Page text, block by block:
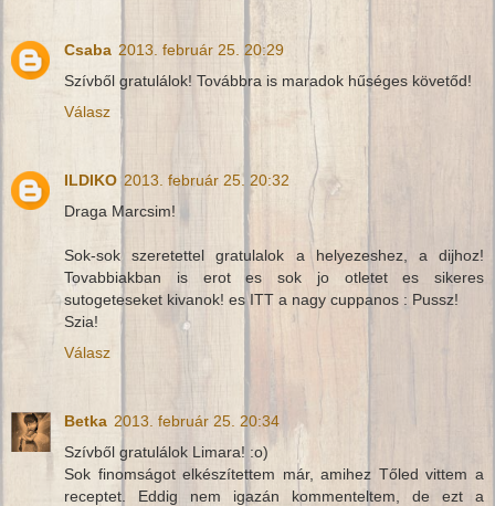
Csaba 2013. február 25. 20:29
Szívből gratulálok! Továbbra is maradok hűséges követőd!
Válasz
ILDIKO 2013. február 25. 20:32
Draga Marcsim!
Sok-sok szeretettel gratulalok a helyezeshez, a dijhoz!
Tovabbiakban is erot es sok jo otletet es sikeres
sutogeteseket kivanok! es ITT a nagy cuppanos : Pussz!
Szia!
Válasz
Betka 2013. február 25. 20:34
Szívből gratulálok Limara! :o)
Sok finomságot elkészítettem már, amihez Tőled vittem a
receptet. Eddig nem igazán kommenteltem, de ezt a